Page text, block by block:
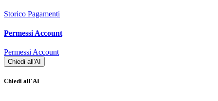
Storico Pagamenti
Permessi Account
Permessi Account
Chiedi all'AI
Chiedi all'AI